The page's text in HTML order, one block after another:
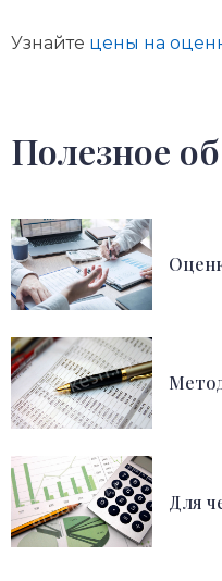
Узнайте цены на
Полезное
Для